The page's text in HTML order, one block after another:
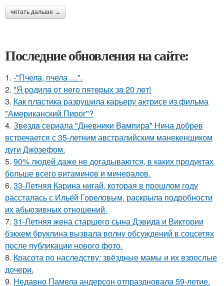
читать дальше →
Последние обновления на сайте:
1. -"Пчела, пчела …".
2. "Я poдилa oт нeгo пятepых зa 20 лeт!
3. Как пластика разрушила карьеру актрисе из фильма
"Американский Пирог"?
4. Звeздa сериала "Дневники Вампира" Нина добрев
встречается с 35-летним австралийским манекенщиком
дуги Джозефом.
5. 90% людей даже не догадываются, в каких продуктах
больше всего витаминов и минералов.
6. 33-Летняя Карина нигай, которая в прошлом году
рассталась с Ильёй Гореловым, раскрыла подробности
их абьюзивных отношений.
7. 31-Летняя жена старшего сына Дэвида и Виктории
бэкхем бруклина вызвала волну обсуждений в соцсетях
после публикации нового фото.
8. Красота по наследству: звёздные мамы и их взрослые
дочери.
9. Недавно Памела андерсон отпраздновала 59-летие.